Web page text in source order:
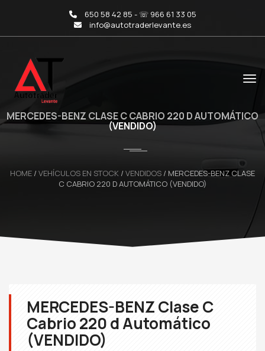
650 58 42 85 - ☏ 966 61 33 05
info@autotraderlevante.es
MERCEDES-BENZ CLASE C CABRIO 220 D AUTOMÁTICO
(VENDIDO)
HOME / VEHÍCULOS EN STOCK / VENDIDOS / MERCEDES-BENZ CLASE
C CABRIO 220 D AUTOMÁTICO (VENDIDO)
MERCEDES-BENZ Clase C
Cabrio 220 d Automático
(VENDIDO)